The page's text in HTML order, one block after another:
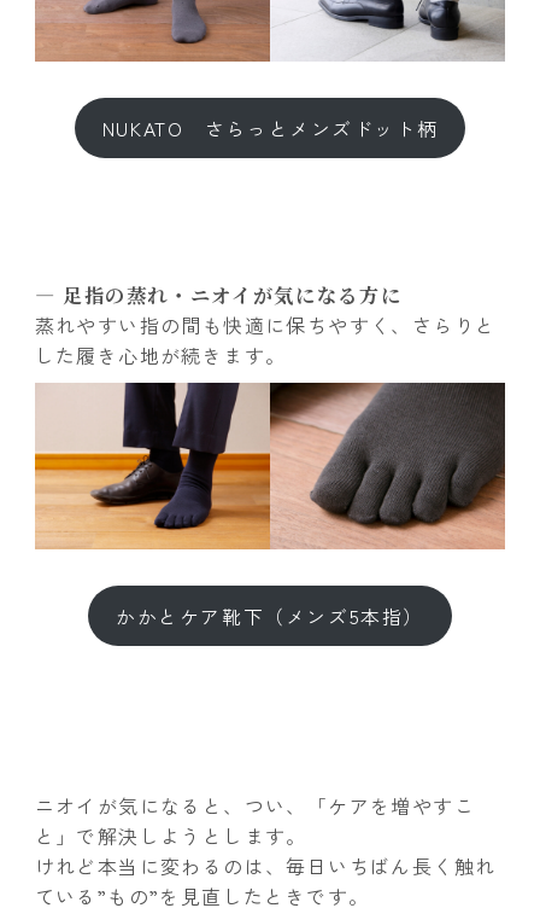
NUKATO さらっとメンズドット柄
― 足指の蒸れ・ニオイが気になる方に
蒸れやすい指の間も快適に保ちやすく、さらりと
した履き心地が続きます。
かかとケア靴下（メンズ5本指）
ニオイが気になると、つい、「ケアを増やすこ
と」で解決しようとします。
けれど本当に変わるのは、毎日いちばん長く触れ
ている”もの”を見直したときです。